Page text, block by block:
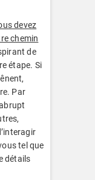
devez
chemin
de
étape. Si
Par
tel que
détails